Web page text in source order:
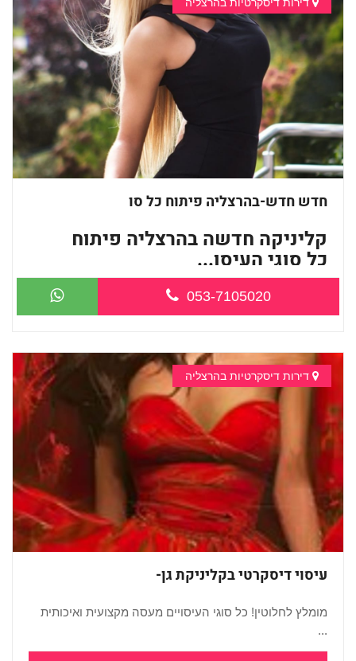
חדש חדש-בהרצליה פיתוח כל סו
קליניקה חדשה בהרצליה פיתוח
כל סוגי העיסו...
053-7105020
דירות דיסקרטיות בהרצליה
עיסוי דיסקרטי בקליניקת גן-
מומלץ לחלוטין! כל סוגי העיסויים מעסה מקצועית ואיכותית
...